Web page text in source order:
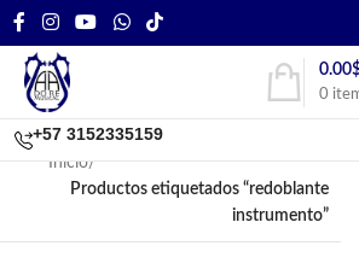
0
0.00
+57 3152335159
Inicio/
Productos etiquetados “redoblante
instrumento”